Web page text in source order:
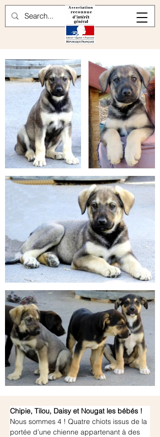
Chipie, Tilou, Daisy et Nougat les bébés !
Nous sommes 4 ! Quatre chiots issus de la
portée d’une chienne appartenant à des